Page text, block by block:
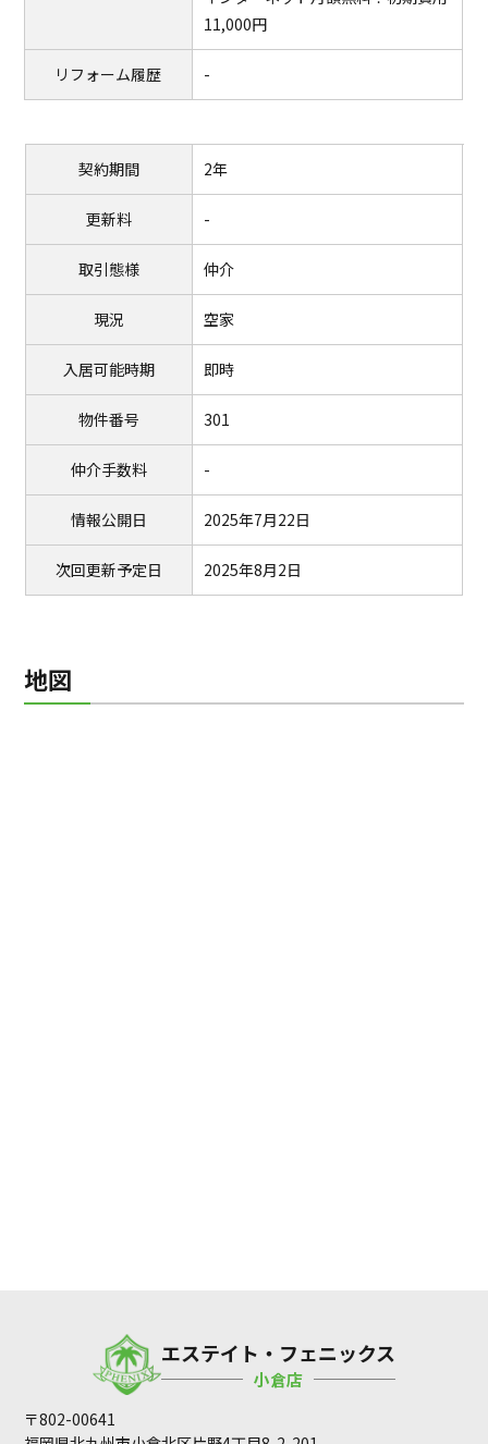
11,000円
リフォーム履歴 -
契約期間 2年
更新料 -
取引態様 仲介
現況 空家
入居可能時期 即時
物件番号 301
仲介手数料 -
情報公開日 2025年7月22日
次回更新予定日 2025年8月2日
地図
エステイト・フェニックス
小倉店
〒802-00641